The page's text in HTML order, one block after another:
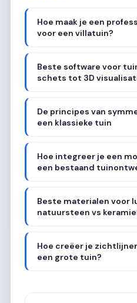
Hoe maak je een
voor een villatuin?
Beste software voor
schets tot 3D
De principes van
een klassieke tuin
Hoe integreer je een
een bestaand
Beste materialen voor
natuursteen vs
Hoe creëer je
een grote tuin?